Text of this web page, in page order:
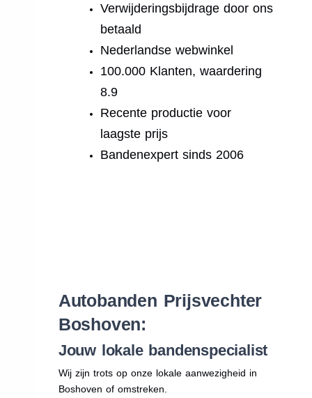
Verwijderingsbijdrage door ons
betaald
Nederlandse webwinkel
100.000 Klanten, waardering
8.9
Recente productie voor
laagste prijs
Bandenexpert sinds 2006
Autobanden Prijsvechter
Boshoven:
Jouw lokale bandenspecialist
Wij zijn trots op onze lokale aanwezigheid in
Boshoven of omstreken.